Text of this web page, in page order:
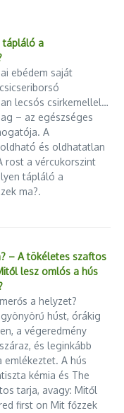
tápláló a
ebédem saját
lecsós csirkemellel…
– az egészséges
A
és oldhatatlan
rost a vércukorszint
tápláló a
ma?.
– A tökéletes szaftos
lesz omlós a hús
a helyzet?
húst, órákig
a végeredmény
és leginkább
emlékeztet. A hús
kémia és The
tarja, avagy: Mitől
first on Mit főzzek